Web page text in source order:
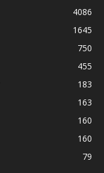
4086
1645
750
455
183
163
160
160
79